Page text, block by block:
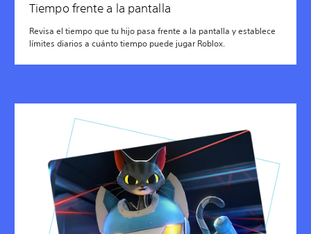
Tiempo frente a la pantalla
Revisa el tiempo que tu hijo pasa frente a la pantalla y establece
límites diarios a cuánto tiempo puede jugar Roblox.